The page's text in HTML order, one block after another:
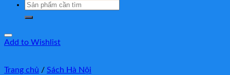
Tìm
Add to Wishlist
Trang chủ / Sách Hà Nội